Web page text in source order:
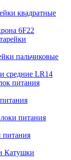
квадратные
6F22
пальчиковые
средние LR14
питания
питания
питания
Катушки